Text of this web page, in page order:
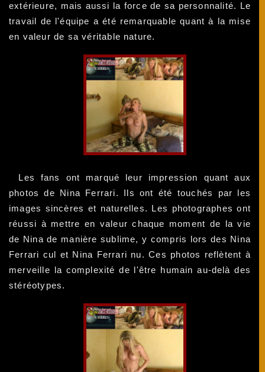
extérieure, mais aussi la force de sa personnalité. Le
travail de l'équipe a été remarquable quant à la mise
en valeur de sa véritable nature.
Les fans ont marqué leur impression quant aux
photos de Nina Ferrari. Ils ont été touchés par les
images sincères et naturelles. Les photographes ont
réussi à mettre en valeur chaque moment de la vie
de Nina de manière sublime, y compris lors des Nina
Ferrari cul et Nina Ferrari nu. Ces photos reflètent à
merveille la complexité de l'être humain au-delà des
stéréotypes.